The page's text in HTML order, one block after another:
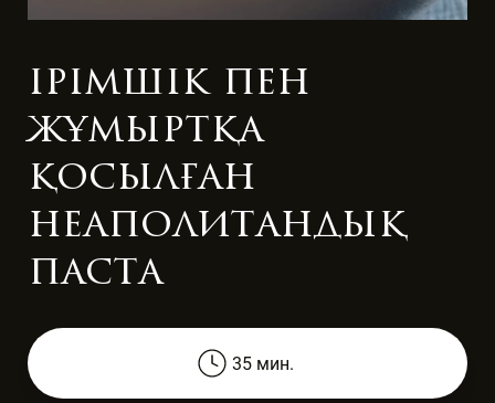
ірімшік пен
жұмыртқа
қосылған
неаполитандық
паста
35 мин.